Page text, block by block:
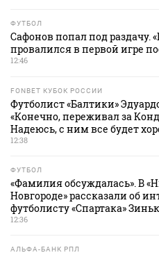
ФУТБОЛ
Сафонов попал под раздачу.
провалился в первой игре
12:46
FONBET КУБОК РОССИИ
Футболист «Балтики»
«Конечно, переживал за
Надеюсь, с ним все будет
12:38
ФУТБОЛ
«Фамилия обсуждалась». В
Новгороде» рассказали об
футболисту «Спартака»
12:36
АЛЬФА-БАНК РПЛ